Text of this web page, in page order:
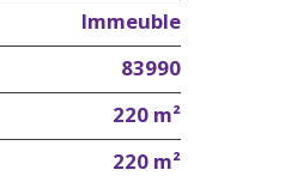
Immeuble
83990
220 m²
220 m²